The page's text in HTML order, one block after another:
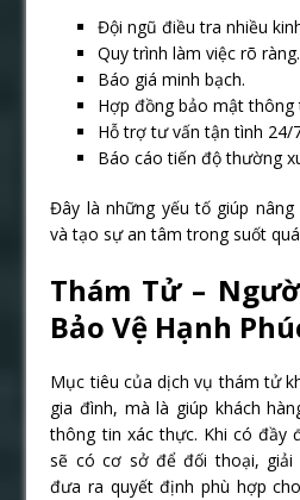
Đội ngũ điều tra nhiều
Quy trình làm việc rõ ràng.
Báo giá minh bạch.
Hợp đồng bảo mật thông
Hỗ trợ tư vấn tận tình 24/
Báo cáo tiến độ thường
Đây là những yếu tố giúp
và tạo sự an tâm trong suốt
Thám Tử –
Bảo Vệ Hạnh
Mục tiêu của dịch vụ thám tử
gia đình, mà là giúp khách
thông tin xác thực. Khi có đầy
sẽ có cơ sở để đối thoại, giải
đưa ra quyết định phù hợp